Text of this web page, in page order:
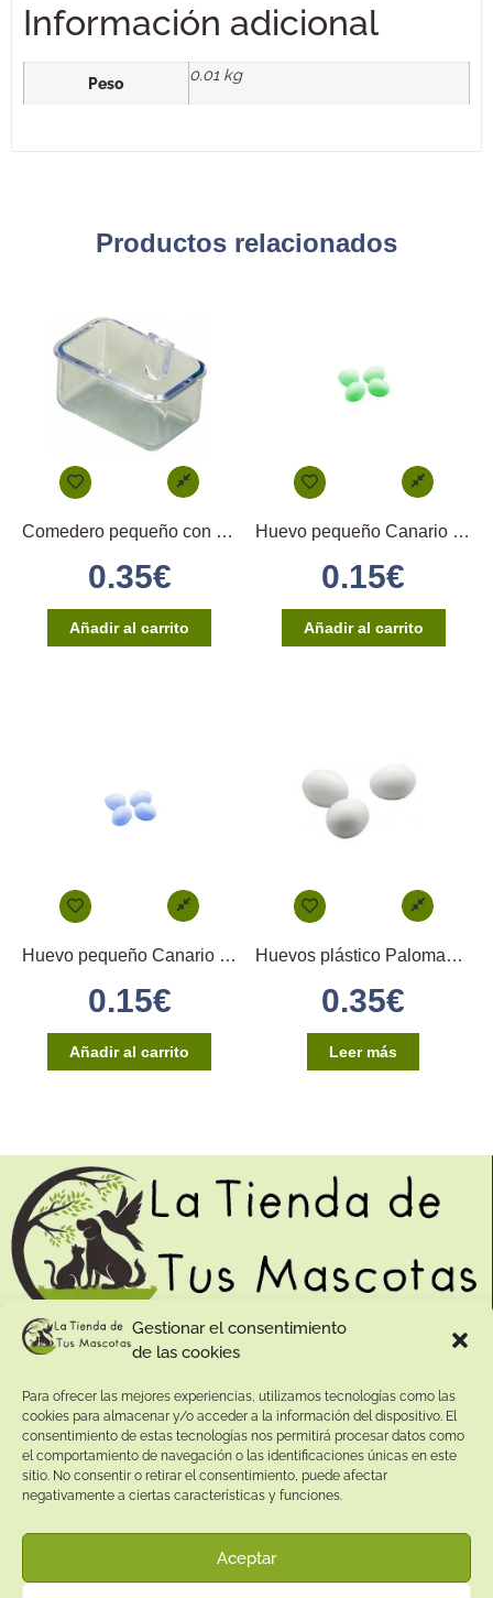
Gestionar el consentimiento
de las cookies
Para ofrecer las mejores experiencias, utilizamos tecnologías como las
cookies para almacenar y/o acceder a la información del dispositivo. El
consentimiento de estas tecnologías nos permitirá procesar datos como
el comportamiento de navegación o las identificaciones únicas en este
sitio. No consentir o retirar el consentimiento, puede afectar
negativamente a ciertas características y funciones.
Aceptar
Información adicional
Peso 0.01 kg
Productos relacionados
Comedero pequeño con enganche directo
0.35€
Añadir al carrito
Huevo pequeño Canario (verde)
0.15€
Añadir al carrito
Huevo pequeño Canario (azul)
0.15€
Añadir al carrito
Huevos plástico Palomas 2GR
0.35€
Leer más
Contacto:
Dirección:
Calle Pepe Jiménez 19, Rute, 14950 Códoba. España
Teléfono:
+34641081328
Email:
info@latiendadetusmascotas.com
Enlaces de interés: